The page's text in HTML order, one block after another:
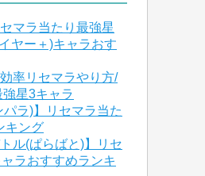
マラ当たり最強星
ヤー＋)キャラおす
率リセマラやり方/
星3キャラ
パラ)】リセマラ当た
キング
ル(ぱらばと)】リセ
ラおすすめランキ